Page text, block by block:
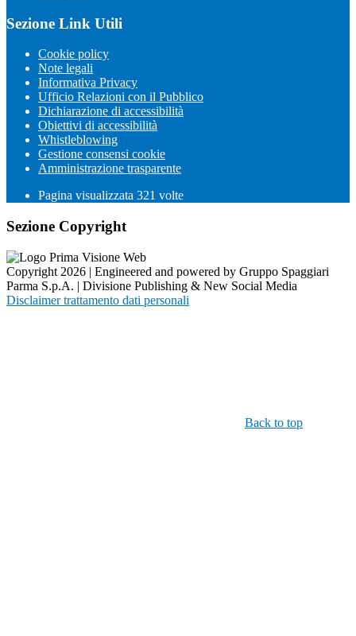
Sezione Link Utili
Cookie policy
Note legali
Informativa Privacy
Ufficio Relazioni con il Pubblico
Dichiarazione di accessibilità
Obiettivi di accessibilità
Whistleblowing
Gestione consensi cookie
Amministrazione trasparente
Pagina visualizzata 321 volte
Sezione Copyright
Copyright 2026 | Engineered and powered by Gruppo Spaggiari
Parma S.p.A. | Divisione Publishing & New Social Media
Disclaimer trattamento dati personali
Back to top